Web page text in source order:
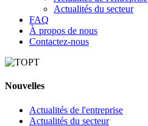
Actualités du secteur
FAQ
À propos de nous
Contactez-nous
Nouvelles
Actualités de l'entreprise
Actualités du secteur